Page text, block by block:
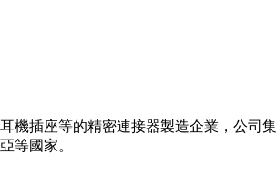
機插座等的精密連接器製造企業，公司
等國家。